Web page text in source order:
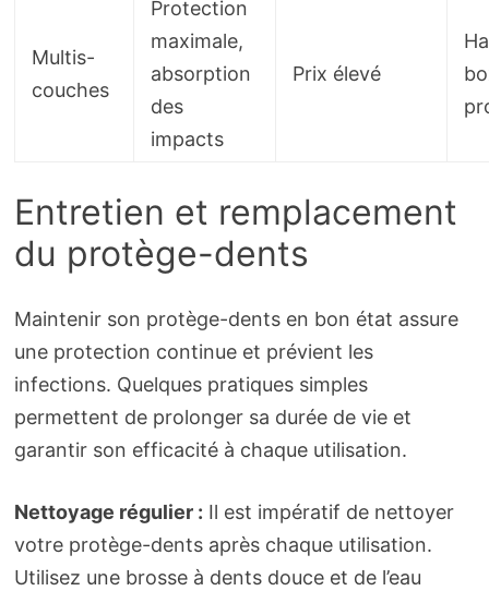
Multis-
couches
Protection
maximale,
absorption
des
impacts
Prix élevé
Entretien et remplacement
du protège-dents
Maintenir son protège-dents en bon état assure
une protection continue et prévient les
infections. Quelques pratiques simples
permettent de prolonger sa durée de vie et
garantir son efficacité à chaque utilisation.
Nettoyage régulier : Il est impératif de nettoyer
votre protège-dents après chaque utilisation.
Utilisez une brosse à dents douce et de l’eau